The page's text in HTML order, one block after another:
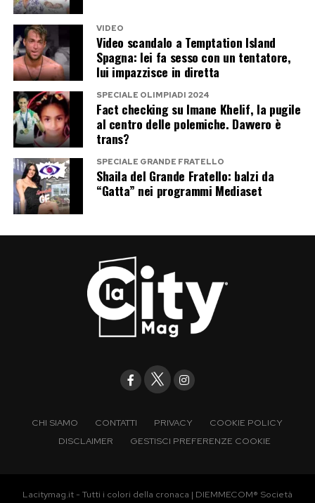
Sheeran non era certamente solo. Nella stessa
settimana, altre 1.451 persone in Inghilterra e
Galles sono state condannate per aver
mantenuto veicoli privi dell’assicurazione
richiesta.
La differenza è che poche di loro stavano
trasformando una Aston Martin del 1966 in
un’auto elettrica. L’operazione voleva portare
un classico dell’automobilismo nel futuro; per il
momento è riuscita soprattutto a riportare Ed
compilata male.
203
VIDEO
Video scandalo a Temptation Island
Spagna: lei fa sesso con un tentatore,
lui impazzisce in diretta
SPECIALE OLIMPIADI 2024
Fact checking su Imane Khelif, la pugile
al centro delle polemiche. Davvero è
trans?
SPECIALE GRANDE FRATELLO
Shaila del Grande Fratello: balzi da
“Gatta” nei programmi Mediaset
CHI SIAMO CONTATTI PRIVACY
COOKIE POLICY
DISCLAIMER
GESTISCI PREFERENZE COOKIE
Lacitymag.it - Tutti i colori della cronaca | DIEMMECOM® Società